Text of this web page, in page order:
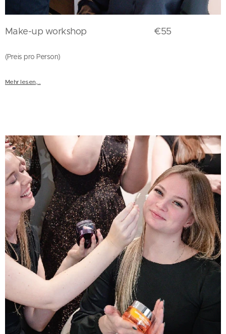
Make-up workshop €55
(Preis pro Person)
Mehr lesen,...